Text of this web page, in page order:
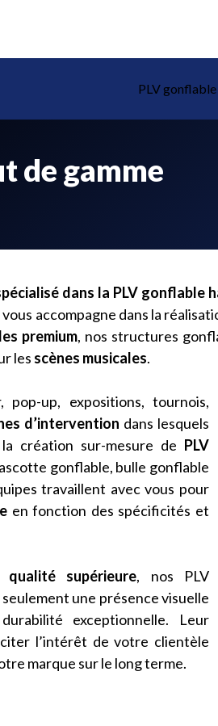
PLV gonflable
de gamme
dans la PLV
accompagne dans la
premium, nos structures
les scènes musicales.
up, expositions, tournois,
d’intervention dans lesquels
création sur-mesure de PLV
gonflable, bulle gonflable
travaillent avec vous pour
en fonction des spécificités et
supérieure, nos PLV
une présence visuelle
exceptionnelle. Leur
l’intérêt de votre clientèle
marque sur le long terme.